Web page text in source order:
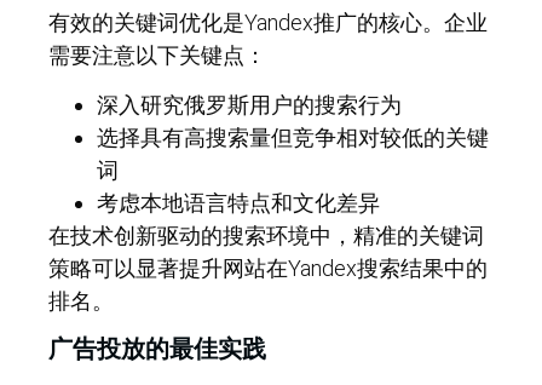
有效的关键词优化是Yandex推广的核心。企业
需要注意以下关键点：
深入研究俄罗斯用户的搜索行为
选择具有高搜索量但竞争相对较低的关键
词
考虑本地语言特点和文化差异
在技术创新驱动的搜索环境中，精准的关键词
策略可以显著提升网站在Yandex搜索结果中的
排名。
广告投放的最佳实践